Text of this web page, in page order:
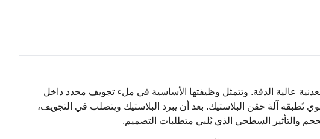
عالية الدقة. وتتمثل وظيفتها الأساسية في ملء تجويف محدد داخل
تُطبقه آلة حقن البلاستيك. بعد أن يبرد البلاستيك ويتصلب في التجويف،
والتأثير السطحي الذي يُلبي متطلبات التصميم.